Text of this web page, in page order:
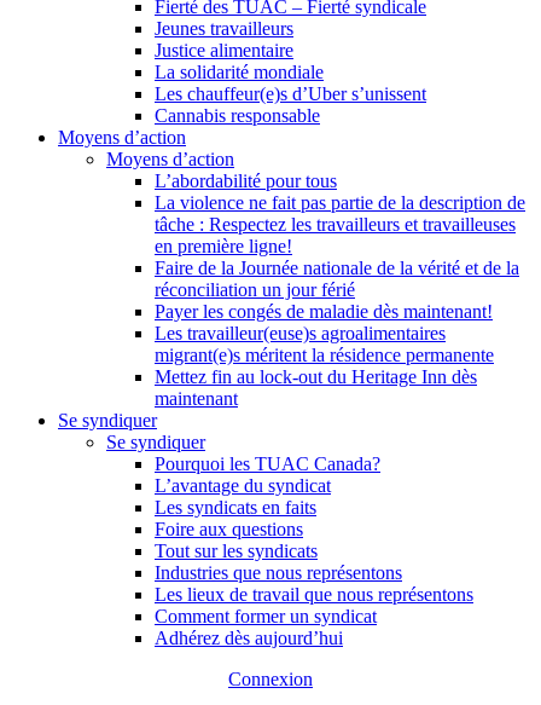
Fierté des TUAC – Fierté syndicale
Jeunes travailleurs
Justice alimentaire
La solidarité mondiale
Les chauffeur(e)s d’Uber s’unissent
Cannabis responsable
Moyens d’action
Moyens d’action
L’abordabilité pour tous
La violence ne fait pas partie de la description de
tâche : Respectez les travailleurs et travailleuses
en première ligne!
Faire de la Journée nationale de la vérité et de la
réconciliation un jour férié
Payer les congés de maladie dès maintenant!
Les travailleur(euse)s agroalimentaires
migrant(e)s méritent la résidence permanente
Mettez fin au lock-out du Heritage Inn dès
maintenant
Se syndiquer
Se syndiquer
Pourquoi les TUAC Canada?
L’avantage du syndicat
Les syndicats en faits
Foire aux questions
Tout sur les syndicats
Industries que nous représentons
Les lieux de travail que nous représentons
Comment former un syndicat
Adhérez dès aujourd’hui
Connexion